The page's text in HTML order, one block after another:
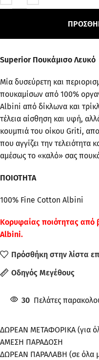
Superior Πουκάμισο Λευκό
Μία δυσεύρετη και
πουκαμίσων από 100%
Albini από δίκλωνα και
τέλεια αίσθηση και υφή,
κουμπιά του οίκου Griti,
που αγγίζει την
αμέσως το «καλό» σας
ΠΟΙΟΤΗΤΑ
100% Fine Cotton Albini
Κορυφαίας ποιότητας από
Albini.
Πρόσθήκη στην λίστα
Οδηγός Μεγέθους
30 Πελάτες
ΔΩΡΕΑΝ ΜΕΤΑΦΟΡΙΚΑ (για
ΑΜΕΣΗ ΠΑΡΑΔΟΣΗ
ΔΩΡΕΑΝ ΠΑΡΑΛΑΒΗ (σε όλα